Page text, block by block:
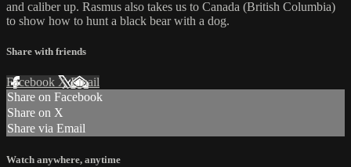
and caliber up. Rasmus also takes us to Canada (British Columbia)
to show how to hunt a black bear with a dog.
Share with friends
Facebook XEmail
Share on Facebook
Share on X
Share via Email
Watch anywhere, anytime